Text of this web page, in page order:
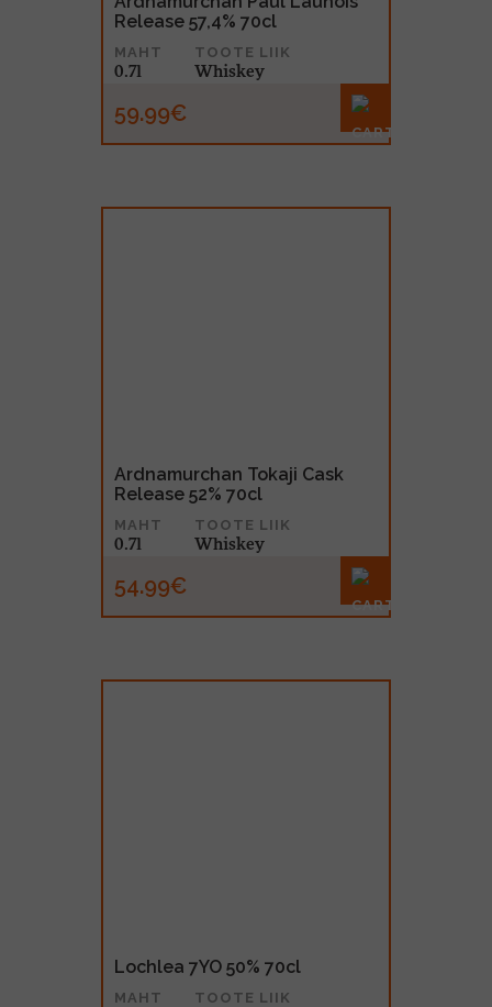
Release 57,4% 70cl
MAHT
0.7l
TOOTE LIIK
Whiskey
59.99€
Ardnamurchan Tokaji Cask
Release 52% 70cl
MAHT
0.7l
TOOTE LIIK
Whiskey
54.99€
Lochlea 7YO 50% 70cl
MAHT
TOOTE LIIK